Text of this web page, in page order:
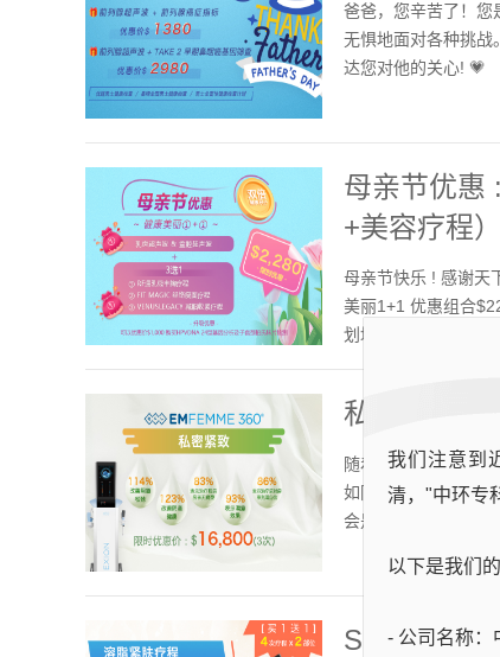
爸爸，您辛苦了！
无惧地面对各种挑战
达您对他的关心! 💗
母亲节优惠
+美容疗程）
母亲节快乐 ! 感谢天
美丽1+1 优惠组合
划均可获赠双倍健康
私密紧致 优
随着年纪增长📈即
如阴道干涩痕痒、
会是因为阴道松弛所
Show
我们注意到
清，"中环专
以下是我们
- 公司名称：